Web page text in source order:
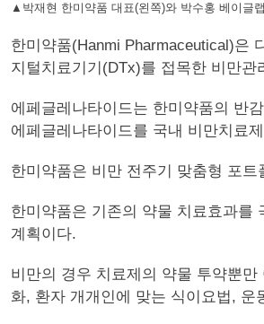
▲박재현 한미약품 대표(왼쪽)와 박수홍 베이글
한미약품(Hanmi Pharmaceutical)은
지털치료기기(DTx)를 접목한 비만
에페글레나타이드는 한미약품의 반
에페글레나타이드를 국내 비만치료
한미약품은 비만 전주기 맞춤형 포
한미약품은 기존의 약물 치료효과를
계획이다.
비만의 경우 치료제의 약물 투약뿐
화, 환자 개개인에 맞는 식이요법,